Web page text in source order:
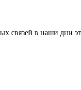
связей в наши дни